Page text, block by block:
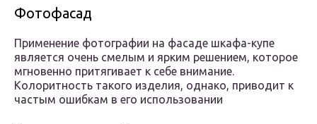
Фотофасад
Применение фотографии на фасаде шкафа-купе
является очень смелым и ярким решением, которое
мгновенно притягивает к себе внимание.
Колоритность такого изделия, однако, приводит к
частым ошибкам в его использовании